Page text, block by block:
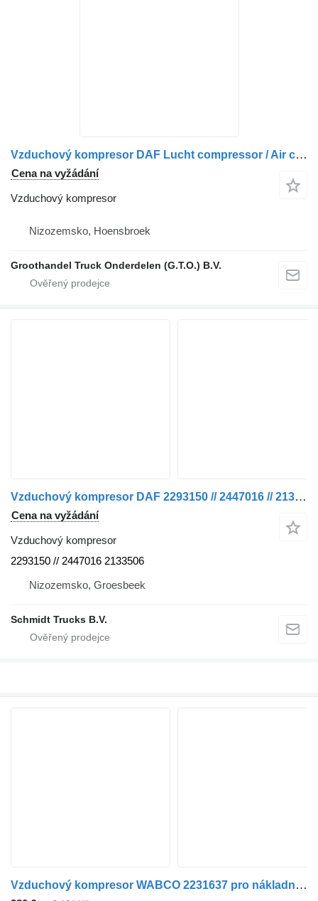
Vzduchový kompresor DAF Lucht compressor / Air compressor pro nákladní auta DAF XF95, XF105, CF85IV
Cena na vyžádání
Vzduchový kompresor
Nizozemsko, Hoensbroek
Groothandel Truck Onderdelen (G.T.O.) B.V.
Vzduchový kompresor DAF 2293150 // 2447016 // 2133506 KOMPRESOR XF 480 pro nákladní auta
Cena na vyžádání
Vzduchový kompresor
2293150 // 2447016 2133506
Nizozemsko, Groesbeek
Schmidt Trucks B.V.
Vzduchový kompresor WABCO 2231637 pro nákladní auta DAF XF 106